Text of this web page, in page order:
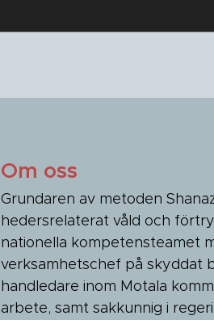
Om oss
Grundaren av metoden
hedersrelaterat våld och
nationella kompetensteamet
verksamhetschef på skyddat
handledare inom Motala
arbete, samt sakkunnig i